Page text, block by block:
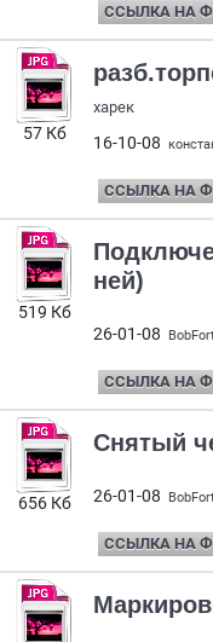
ССЫЛКА НА
57 Кб
харек
16-10-08
ССЫЛКА НА
519 Кб
ней)
26-01-08
ССЫЛКА НА
656 Кб
Снятый
26-01-08
ССЫЛКА НА